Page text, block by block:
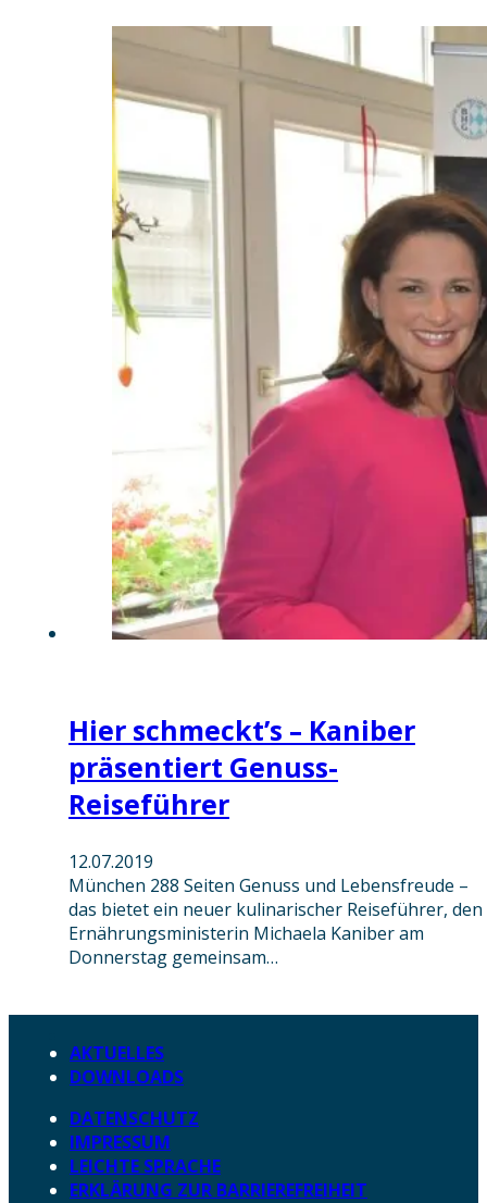
Hier schmeckt’s – Kaniber
präsentiert Genuss-
Reiseführer
12.07.2019
München 288 Seiten Genuss und Lebensfreude –
das bietet ein neuer kulinarischer Reiseführer, den
Ernährungsministerin Michaela Kaniber am
Donnerstag gemeinsam…
AKTUELLES
DOWNLOADS
DATENSCHUTZ
IMPRESSUM
LEICHTE SPRACHE
ERKLÄRUNG ZUR BARRIEREFREIHEIT